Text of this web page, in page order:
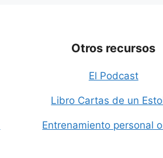
Otros recursos
El Podcast
Libro Cartas de un
Entrenamiento personal